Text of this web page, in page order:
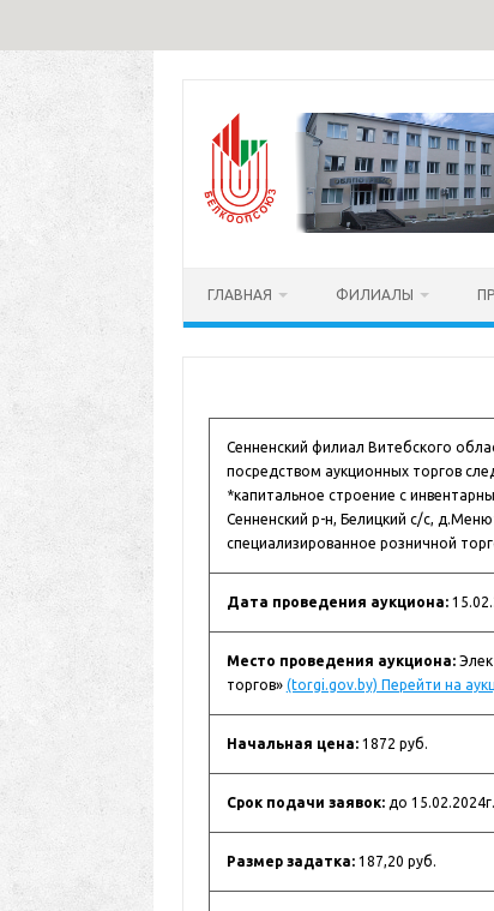
содержимому
ГЛАВНАЯ ФИЛИАЛЫ
Сенненский филиал Витебского
посредством аукционных торгов
*капитальное строение с
Сенненский р-н, Белицкий с/с,
специализированное розничной
Дата проведения аукциона:
Место проведения аукциона:
торгов» (torgi.gov.by) Перейти на
Начальная цена:1872 руб.
Срок подачи заявок:до
Размер задатка:187,20 руб.